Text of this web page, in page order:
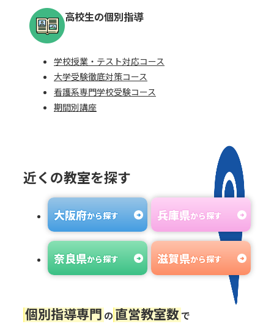
高校生の個別指導
学校授業・テスト対応コース
⼤学受験徹底対策コース
看護系専⾨学校受験コース
期間別講座
近くの教室を探す
⼤阪府から探す 兵庫県から探す
奈良県から探す 滋賀県から探す
個別指導専⾨の直営教室数で